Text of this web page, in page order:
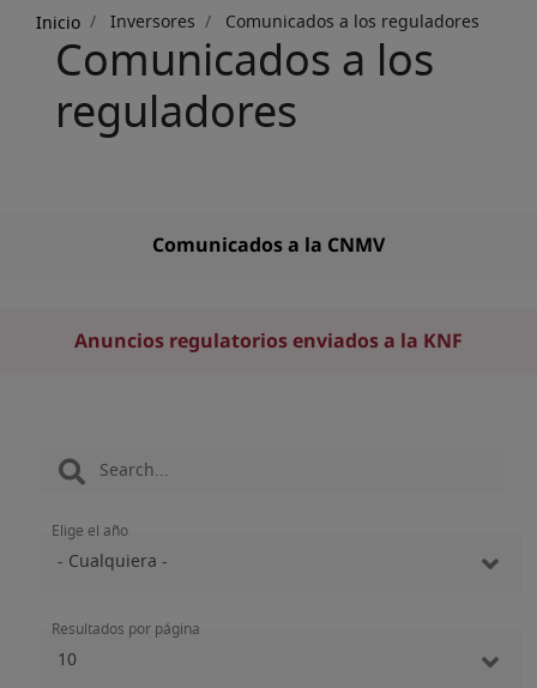
ayuda
Inicio Inversores Comunicados a los reguladores
Comunicados a los
reguladores
Comunicados a la CNMV
Anuncios regulatorios enviados a la KNF
Elige el año
Resultados por página